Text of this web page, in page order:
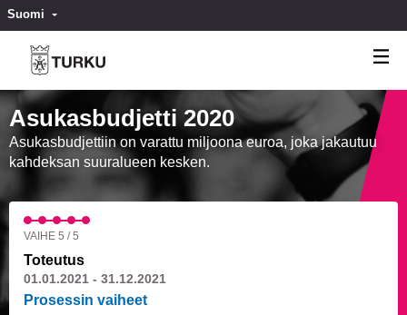
Suomi Valitse kieli
Asukasbudjetti 2020
Asukasbudjettiin on varattu miljoona euroa, joka jakautuu
kahdeksan suuralueen kesken.
VAIHE 5 / 5
Toteutus
01.01.2021 - 31.12.2021
Prosessin vaiheet